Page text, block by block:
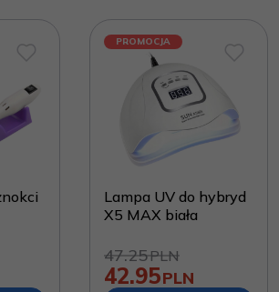
PROMOCJA
Lampa UV do hybryd
X5 MAX biała
47.25PLN
42.95PLN